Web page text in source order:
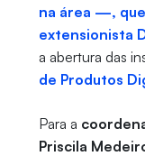
na área —,
extensionista
a abertura das
de Produtos
Para a
Priscila